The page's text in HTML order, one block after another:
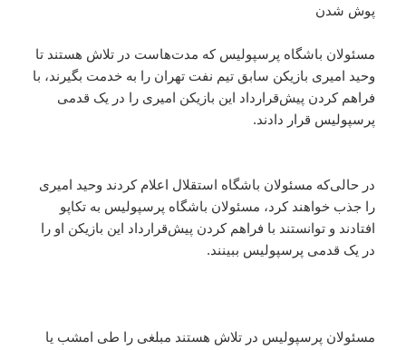
پوش شدن
مسئولان باشگاه پرسپولیس که مدت‌هاست در تلاش هستند تا
وحید امیری بازیکن سابق تیم نفت تهران را به خدمت بگیرند، با
فراهم کردن پیش‌قرارداد این بازیکن امیری را در یک قدمی
پرسپولیس قرار دادند.
در حالی‌که مسئولان باشگاه استقلال اعلام کردند وحید امیری
را جذب خواهند کرد، مسئولان باشگاه پرسپولیس به تکاپو
افتادند و توانستند با فراهم کردن پیش‌قرارداد این بازیکن او را
در یک قدمی پرسپولیس ببینند.
مسئولان پرسپولیس در تلاش هستند مبلغی را طی امشب یا